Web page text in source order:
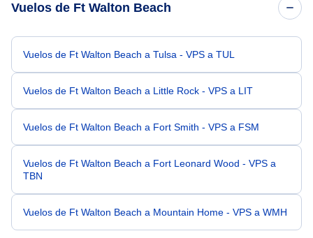
Vuelos de Ft Walton Beach
Vuelos de Ft Walton Beach a Tulsa - VPS a TUL
Vuelos de Ft Walton Beach a Little Rock - VPS a LIT
Vuelos de Ft Walton Beach a Fort Smith - VPS a FSM
Vuelos de Ft Walton Beach a Fort Leonard Wood - VPS a
TBN
Vuelos de Ft Walton Beach a Mountain Home - VPS a WMH